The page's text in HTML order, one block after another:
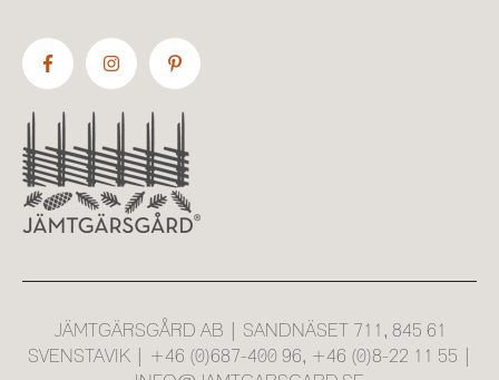
JÄMTGÄRSGÅRD AB | SANDNÄSET 711, 845 61
SVENSTAVIK | +46 (0)687-400 96, +46 (0)8-22 11 55 |